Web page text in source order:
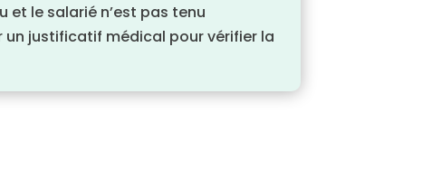
le salarié n’est pas tenu
un justificatif médical pour vérifier la